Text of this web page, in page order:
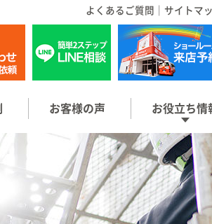
よくあるご質問 サイトマ
お客様の声 お役立ち情